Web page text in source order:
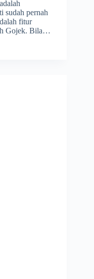
sudah pernah
fitur
Gojek. Bila…